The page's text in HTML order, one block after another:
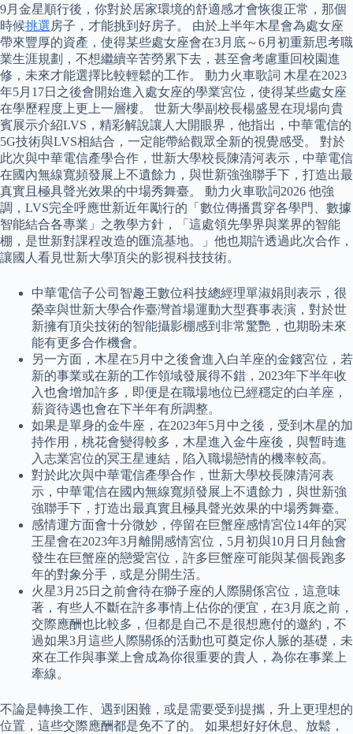
9月金星順行後，你對於居家環境的舒適感才會恢復正常，那個
時候挑選房子，才能挑到好房子。 由於上半年木星會為處女座
帶來豐厚的資產，使得某些處女座會在3月底～6月初重新思考職
業生涯規劃，不想繼續辛苦勞累下去，甚至會考慮重回校園進
修，未來才能選擇比較輕鬆的工作。 動力火車歌詞 木星在2023
年5月17日之後會開始進入處女座的學業宮位，使得某些處女座
在學歷程度上更上一層樓。 世新大學副校長楊盛昱在現場向貴
賓展示介紹LVS，精彩解說讓人大開眼界，他指出，中華電信的
5G技術與LVS相結合，一定能帶給觀眾全新的視覺感受。 對於
此次與中華電信產學合作，世新大學校長陳清河表示，中華電信
在國內無線寬頻發展上不遺餘力，與世新強強聯手下，打造出最
真實且極具聲光效果的中場秀舞臺。 動力火車歌詞2026 他強
調，LVS完全呼應世新近年勵行的「數位傳播貫穿各學門、數據
智能結合各專業」之教學方針，「這處領先學界與業界的智能
棚，是世新對課程改造的匯流基地。」他也期許透過此次合作，
讓國人看見世新大學頂尖的影視科技技術。
中華電信子公司智趣王數位科技總經理單淑娟則表示，很
榮幸與世新大學合作臺灣首場運動大型賽事表演，對於世
新擁有頂尖技術的智能攝影棚感到非常驚艷，也期盼未來
能有更多合作機會。
另一方面，木星在5月中之後會進入白羊座的金錢宮位，若
新的事業或在新的工作領域發展得不錯，2023年下半年收
入也會增加許多，即便是在職場地位已經穩定的白羊座，
薪資待遇也會在下半年有所調整。
如果是單身的金牛座，在2023年5月中之後，受到木星的加
持作用，桃花會變得較多，木星進入金牛座後，與暫時進
入志業宮位的冥王星連結，陷入職場戀情的機率較高。
對於此次與中華電信產學合作，世新大學校長陳清河表
示，中華電信在國內無線寬頻發展上不遺餘力，與世新強
強聯手下，打造出最真實且極具聲光效果的中場秀舞臺。
感情運方面會十分微妙，停留在巨蟹座感情宮位14年的冥
王星會在2023年3月離開感情宮位，5月初與10月日月蝕會
發生在巨蟹座的戀愛宮位，許多巨蟹座可能與某個長跑多
年的對象分手，或是分開生活。
火星3月25日之前會待在獅子座的人際關係宮位，這意味
著，有些人不斷在許多事情上佔你的便宜，在3月底之前，
交際應酬也比較多，但都是自己不是很想應付的邀約，不
過如果3月這些人際關係的活動也可奠定你人脈的基礎，未
來在工作與事業上會成為你很重要的貴人，為你在事業上
牽線。
不論是轉換工作、遇到困難，或是需要受到提攜，升上更理想的
位置，這些交際應酬都是免不了的。 如果想好好休息、放鬆，